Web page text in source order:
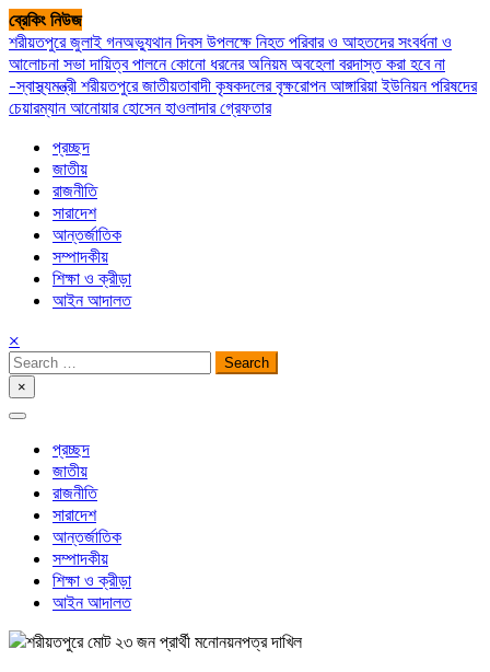
Skip
to
content
ব্রেকিং নিউজ
শরীয়তপুরে জুলাই গনঅভ্যুথান দিবস উপলক্ষে নিহত পরিবার ও আহতদের সংবর্ধনা ও
আলোচনা সভাদায়িত্ব পালনে কোনো ধরনের অনিয়ম অবহেলা বরদাস্ত করা হবে না
-স্বাস্থ্যমন্ত্রী শরীয়তপুরে জাতীয়তাবাদী কৃষকদলের বৃক্ষরোপনআঙ্গারিয়া ইউনিয়ন পরিষদের
চেয়ারম্যান আনোয়ার হোসেন হাওলাদার গ্রেফতার
প্রচ্ছদ
জাতীয়
রাজনীতি
সারাদেশ
আন্তর্জাতিক
সম্পাদকীয়
শিক্ষা ও ক্রীড়া
আইন আদালত
×
Search
for:
×
প্রচ্ছদ
জাতীয়
রাজনীতি
সারাদেশ
আন্তর্জাতিক
সম্পাদকীয়
শিক্ষা ও ক্রীড়া
আইন আদালত